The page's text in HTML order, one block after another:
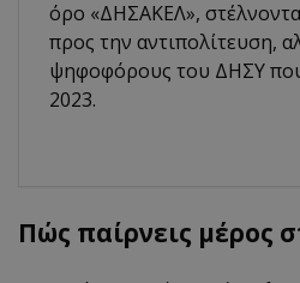
όρο «ΔΗΣΑΚΕΛ»,
προς την αντιπολίτευση,
ψηφοφόρους του ΔΗΣΥ
2023.
Πώς παίρνεις μέρος